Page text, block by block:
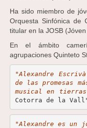
Ha sido miembro de
Orquesta Sinfónica de
titular en la JOSB
En el ámbito
agrupaciones Quinteto
"Alexandre
de las promesas
musical en tierras
Cotorra de la
"Alexandre es un